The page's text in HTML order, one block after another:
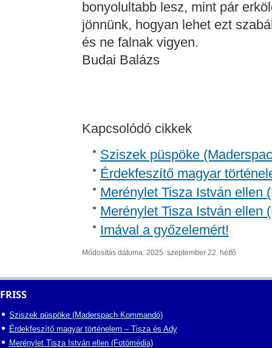
bonyolultabb lesz, mint pár
jönnünk, hogyan lehet ezt
és ne falnak vigyen.
Budai Balázs
Kapcsolódó cikkek
Sziszek püspöke
Érdekfeszítő magyar
Merénylet Tisza István ellen
Merénylet Tisza István ellen
Imával a győzelemért!
Módosítás dátuma: 2025. szeptember 22. hétfő
FRISS
Sziszek püspöke (Maderspach Kommandó)
Érdekfeszítő magyar történelem – Tisza és Ady
Merénylet Tisza István ellen (Fotómédia)